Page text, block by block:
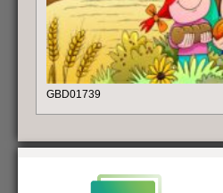
GBD01739